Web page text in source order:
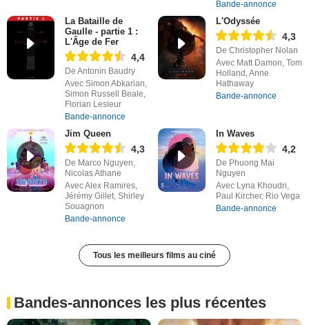
Bande-annonce
La Bataille de
Gaulle - partie 1 :
L'Âge de Fer
4,4
De Antonin Baudry
Avec Simon Abkarian,
Simon Russell Beale,
Florian Lesieur
Bande-annonce
L'Odyssée
4,3
De Christopher Nolan
Avec Matt Damon, Tom
Holland, Anne
Hathaway
Bande-annonce
Jim Queen
4,3
De Marco Nguyen,
Nicolas Athane
Avec Alex Ramires,
Jérémy Gillet, Shirley
Souagnon
Bande-annonce
In Waves
4,2
De Phuong Mai
Nguyen
Avec Lyna Khoudri,
Paul Kircher, Rio Vega
Bande-annonce
Tous les meilleurs films au ciné
Bandes-annonces les plus récentes